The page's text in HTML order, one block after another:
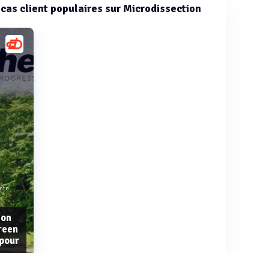
client populaires sur Microdissection